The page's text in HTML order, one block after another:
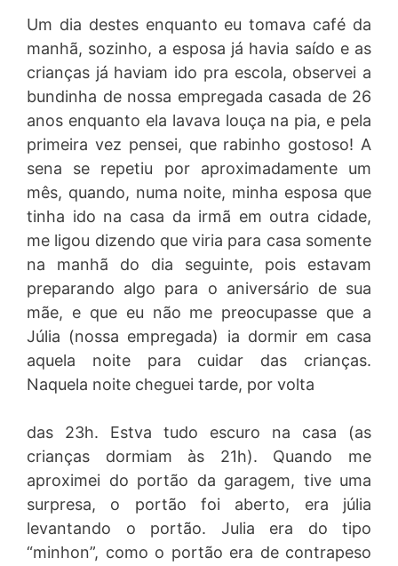
Um dia destes enquanto eu tomava café da
manhã, sozinho, a esposa já havia saído e as
crianças já haviam ido pra escola, observei a
bundinha de nossa empregada casada de 26
anos enquanto ela lavava louça na pia, e pela
primeira vez pensei, que rabinho gostoso! A
sena se repetiu por aproximadamente um
mês, quando, numa noite, minha esposa que
tinha ido na casa da irmã em outra cidade,
me ligou dizendo que viria para casa somente
na manhã do dia seguinte, pois estavam
preparando algo para o aniversário de sua
mãe, e que eu não me preocupasse que a
Júlia (nossa empregada) ia dormir em casa
aquela noite para cuidar das crianças.
Naquela noite cheguei tarde, por volta
das 23h. Estva tudo escuro na casa (as
crianças dormiam às 21h). Quando me
aproximei do portão da garagem, tive uma
surpresa, o portão foi aberto, era júlia
levantando o portão. Julia era do tipo
“minhon”, como o portão era de contrapeso